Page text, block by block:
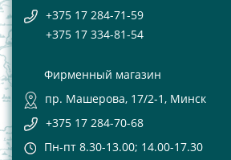
+375 17 284-71-59
+375 17 334-81-54
Фирменный магазин
пр. Машерова, 17/2-1, Минск
+375 17 284-70-68
Пн-пт 8.30-13.00; 14.00-17.30